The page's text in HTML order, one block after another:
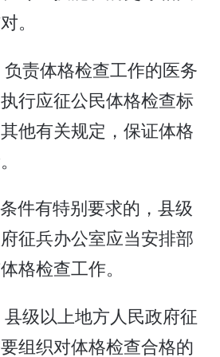
。
责体格检查工作的医务
行应征公民体格检查标
他有关规定，保证体格
件有特别要求的，县级
征兵办公室应当安排部
格检查工作。
级以上地方人民政府征
组织对体格检查合格的